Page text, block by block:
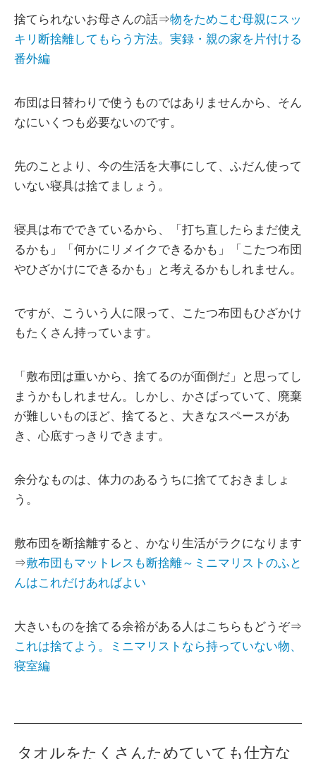
捨てられないお母さんの話⇒物をためこむ母親にスッ
キリ断捨離してもらう方法。実録・親の家を片付ける
番外編
布団は日替わりで使うものではありませんから、そん
なにいくつも必要ないのです。
先のことより、今の生活を大事にして、ふだん使って
いない寝具は捨てましょう。
寝具は布でできているから、「打ち直したらまだ使え
るかも」「何かにリメイクできるかも」「こたつ布団
やひざかけにできるかも」と考えるかもしれません。
ですが、こういう人に限って、こたつ布団もひざかけ
もたくさん持っています。
「敷布団は重いから、捨てるのが面倒だ」と思ってし
まうかもしれません。しかし、かさばっていて、廃棄
が難しいものほど、捨てると、大きなスペースがあ
き、心底すっきりできます。
余分なものは、体力のあるうちに捨てておきましょ
う。
敷布団を断捨離すると、かなり生活がラクになります
⇒敷布団もマットレスも断捨離～ミニマリストのふと
んはこれだけあればよい
大きいものを捨てる余裕がある人はこちらもどうぞ⇒
これは捨てよう。ミニマリストなら持っていない物、
寝室編
タオルをたくさんためていても仕方な